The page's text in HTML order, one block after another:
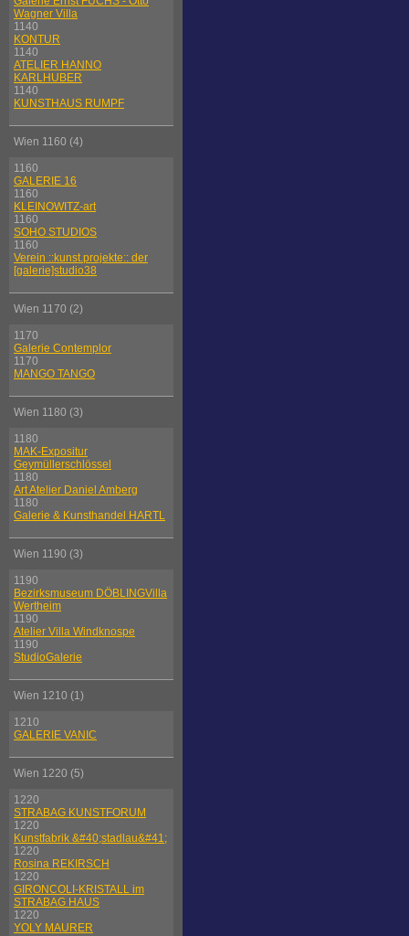
Wagner Villa
1140
KONTUR
1140
ATELIER HANNO
KARLHUBER
1140
KUNSTHAUS RUMPF
Wien 1160 (4)
1160
GALERIE 16
1160
KLEINOWITZ-art
1160
SOHO STUDIOS
1160
Verein ::kunst.projekte:: der
[galerie]studio38
Wien 1170 (2)
1170
Galerie Contemplor
1170
MANGO TANGO
Wien 1180 (3)
1180
MAK-Expositur
Geymüllerschlössel
1180
Art Atelier Daniel Amberg
1180
Galerie & Kunsthandel HARTL
Wien 1190 (3)
1190
Bezirksmuseum DÖBLINGVilla
Wertheim
1190
Atelier Villa Windknospe
1190
StudioGalerie
Wien 1210 (1)
1210
GALERIE VANIC
Wien 1220 (5)
1220
STRABAG KUNSTFORUM
1220
Kunstfabrik &#40;stadlau&#41;
1220
Rosina REKIRSCH
1220
GIRONCOLI-KRISTALL im
STRABAG HAUS
1220
YOLY MAURER